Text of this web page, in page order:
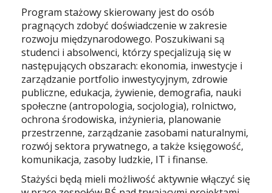
Program stażowy skierowany jest do osób
pragnących zdobyć doświadczenie w zakresie
rozwoju międzynarodowego. Poszukiwani są
studenci i absolwenci, którzy specjalizują się w
następujących obszarach: ekonomia, inwestycje i
zarządzanie portfolio inwestycyjnym, zdrowie
publiczne, edukacja, żywienie, demografia, nauki
społeczne (antropologia, socjologia), rolnictwo,
ochrona środowiska, inżynieria, planowanie
przestrzenne, zarządzanie zasobami naturalnymi,
rozwój sektora prywatnego, a także księgowość,
komunikacja, zasoby ludzkie, IT i finanse.
Stażyści będą mieli możliwość aktywnie włączyć się